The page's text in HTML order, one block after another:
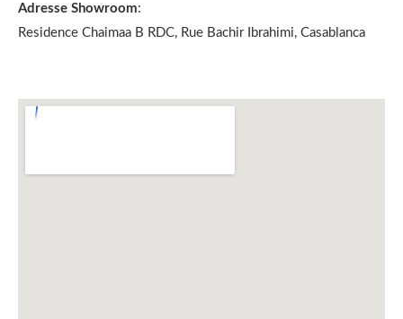
Adresse Showroom:
Residence Chaimaa B RDC, Rue Bachir Ibrahimi, Casablanca